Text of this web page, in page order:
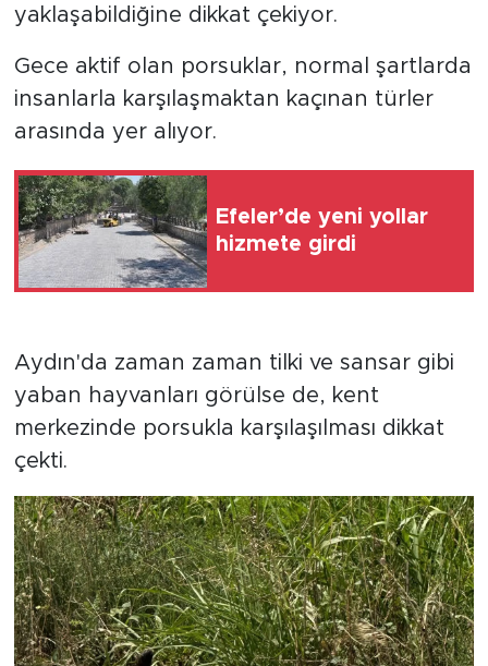
yaklaşabildiğine dikkat çekiyor.
Gece aktif olan porsuklar, normal şartlarda
insanlarla karşılaşmaktan kaçınan türler
arasında yer alıyor.
Efeler’de yeni yollar
hizmete girdi
Aydın'da zaman zaman tilki ve sansar gibi
yaban hayvanları görülse de, kent
merkezinde porsukla karşılaşılması dikkat
çekti.